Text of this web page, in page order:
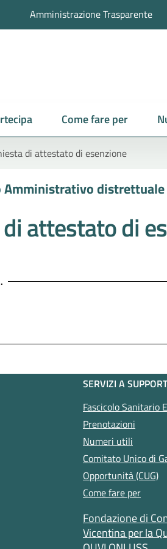
Amministrazione Trasparente
Come fare per
di attestato di esenzione
Amministrativo
attestato di
SERVIZI A
Fascicolo Sanitario
Prenotazioni
Numeri utili
Comitato Unico di
Opportunità (CUG)
Come fare per
Fondazione di
Vicentina per la